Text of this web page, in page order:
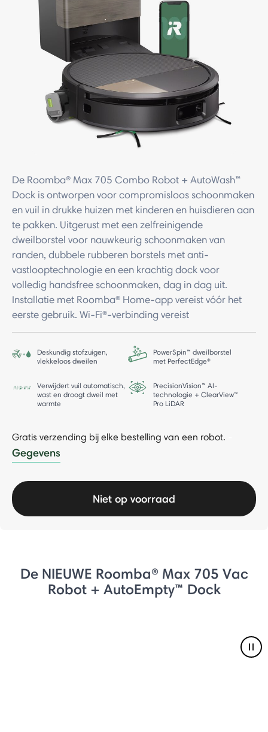
De Roomba® Max 705 Combo Robot + AutoWash™
Dock is ontworpen voor compromisloos schoonmaken
en vuil in drukke huizen met kinderen en huisdieren aan
te pakken. Uitgerust met een zelfreinigende
dweilborstel voor nauwkeurig schoonmaken van
randen, dubbele rubberen borstels met anti-
vastlooptechnologie en een krachtig dock voor
volledig handsfree schoonmaken, dag in dag uit.
Installatie met Roomba® Home-app vereist vóór het
eerste gebruik. Wi-Fi®-verbinding vereist
Deskundig stofzuigen,
vlekkeloos dweilen
PowerSpin™ dweilborstel
met PerfectEdge®
Verwijdert vuil automatisch,
wast en droogt dweil met
warmte
PrecisionVision™ AI-
technologie + ClearView™
Pro LiDAR
Gratis verzending bij elke bestelling van een robot.
Gegevens
Niet op voorraad
De NIEUWE Roomba® Max 705 Vac
Robot + AutoEmpty™ Dock